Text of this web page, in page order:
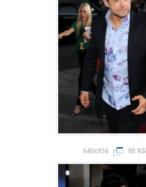
640x934 88 КБ